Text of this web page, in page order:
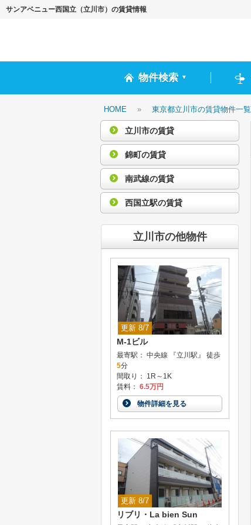
サンアベニュー西国立（立川市）の賃貸情報
物件検索 ▼
HOME » 東京都立川市の賃貸物件一覧
立川市の賃貸
錦町の賃貸
南武線の賃貸
西国立駅の賃貸
立川市の他物件
更新 8/7
M-1ビル
最寄駅： 中央線 『立川駅』 徒歩
5分
間取り： 1R～1K
賃料： 6.5万円
物件詳細を見る
更新 8/7
リブリ・La bien Sun